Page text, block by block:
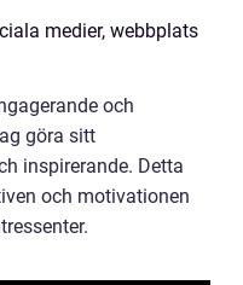
medier, webbplats
och
göra sitt
inspirerande. Detta
och motivationen